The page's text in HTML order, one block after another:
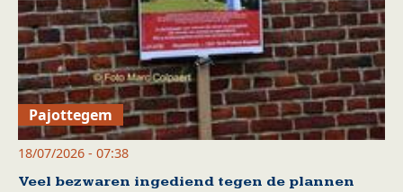
Pajottegem
18/07/2026 - 07:38
Veel bezwaren ingediend tegen de plannen